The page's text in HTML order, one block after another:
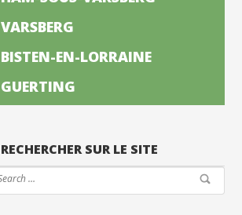
VARSBERG
BISTEN-EN-LORRAINE
GUERTING
RECHERCHER SUR LE SITE